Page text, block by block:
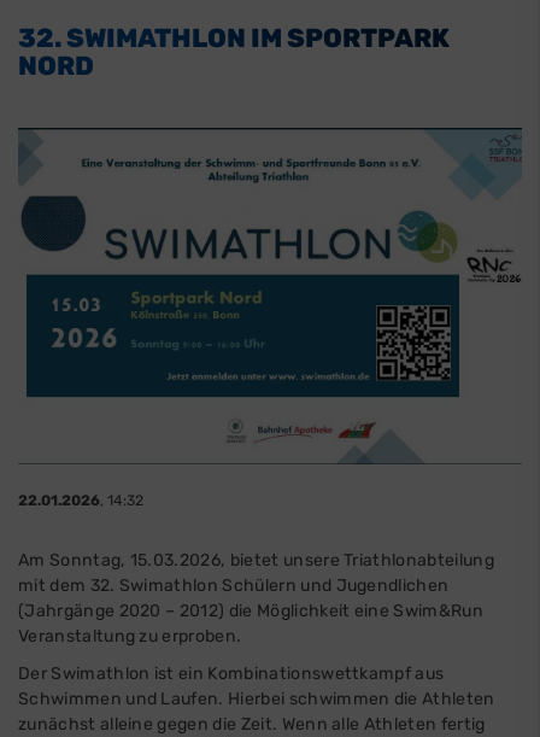
32. SWIMATHLON IM SPORTPARK
NORD
22.01.2026, 14:32
Am Sonntag, 15.03.2026, bietet unsere Triathlonabteilung
mit dem 32. Swimathlon Schülern und Jugendlichen
(Jahrgänge 2020 – 2012) die Möglichkeit eine Swim&Run
Veranstaltung zu erproben.
Der Swimathlon ist ein Kombinationswettkampf aus
Schwimmen und Laufen. Hierbei schwimmen die Athleten
zunächst alleine gegen die Zeit. Wenn alle Athleten fertig